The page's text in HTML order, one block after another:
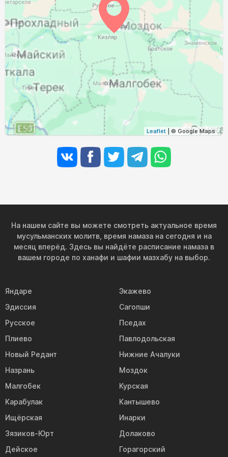
29, Сб 03:50 05:21 12:02 15:46 18:43 20:07
30, Вс 03:52 05:23 12:02 15:45 18:41 20:05
31, Пн 03:53 05:24 15:44 18:39 20:03
Leaflet | © Google Maps
На нашем сайте вы можете смотреть актуальное время
мусульманских молитв, время намаза на сегодня и на
месяц вперёд. Здесь вы найдёте расписание намаза в
вашем городе по ханафи и шафии мазхабу на выбор.
Яндаре
Экажево
Эдиссия
Сагопши
Русское
Пседах
Плиево
Павлодольская
Новый Редант
Нижние Ачалуки
Назрань
Моздок
Малгобек
Курская
Карабулак
Кантышево
Ищёрская
Инарки
Зязиков-Юрт
Долаково
Дейское
Горагорский